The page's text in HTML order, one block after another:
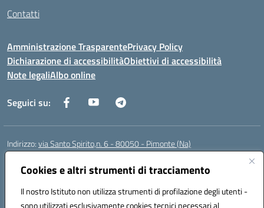
Cookies e altri strumenti di tracciamento
Il nostro Istituto non utilizza strumenti di profilazione degli utenti -
sono utilizzati esclusivamente cookies tecnici necessari al
Contatti
Amministrazione TrasparentePrivacy Policy
Dichiarazione di accessibilitàObiettivi di accessibilità
Note legaliAlbo online
Seguici su:
Indirizzo:via Santo Spirito,n. 6 - 80050 - Pimonte (Na)
Centralino:
Posta elettronica certificata (PEC):naic86400x@pec.istruzione.it
Codice fiscale: 82008870634
Codice meccanografico:NAIC86400X